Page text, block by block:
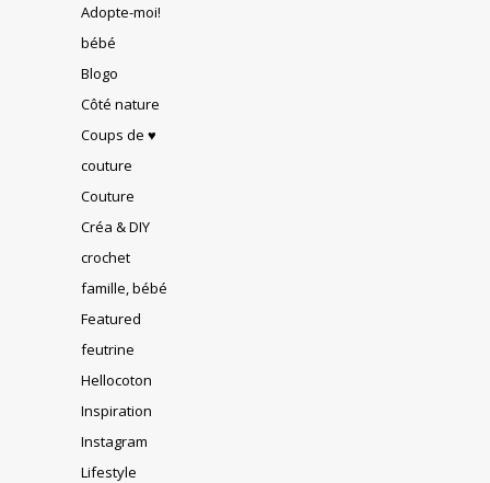
Adopte-moi!
bébé
Blogo
Côté nature
Coups de ♥
couture
Couture
Créa & DIY
crochet
famille, bébé
Featured
feutrine
Hellocoton
Inspiration
Instagram
Lifestyle